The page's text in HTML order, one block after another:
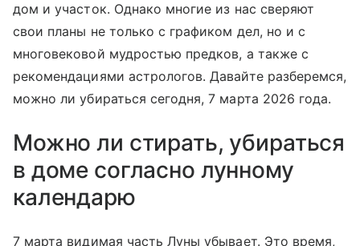
дом и участок. Однако многие из нас сверяют
свои планы не только с графиком дел, но и с
многовековой мудростью предков, а также с
рекомендациями астрологов. Давайте разберемся,
можно ли убираться сегодня, 7 марта 2026 года.
Можно ли стирать, убираться
в доме согласно лунному
календарю
7 марта видимая часть Луны убывает. Это время,